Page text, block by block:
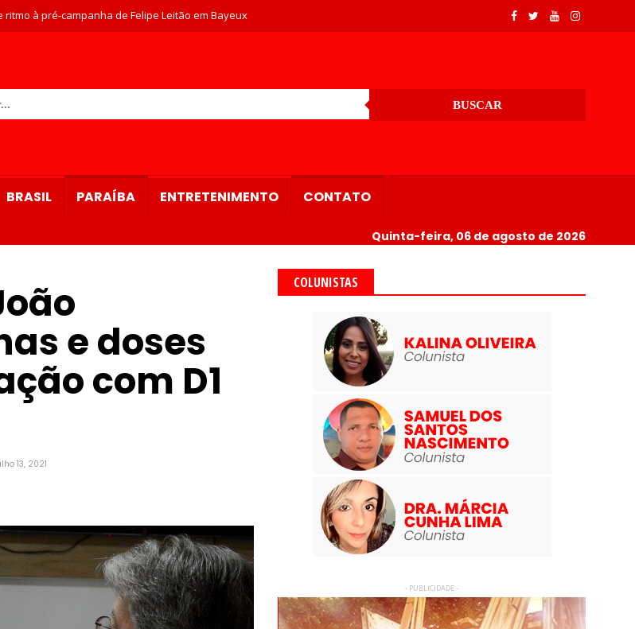
à pré-campanha de Felipe Leitão em Bayeux
BUSCAR
BRASIL PARAÍBA ENTRETENIMENTO CONTATO
Quinta-feira, 06 de agosto de 2026
e doses
com D1
13, 2021
COLUNISTAS
- PUBLICIDADE -